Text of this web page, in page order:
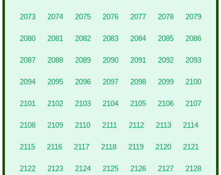
2073 2074 2075 2076 2077 2078 2079
2080 2081 2082 2083 2084 2085 2086
2087 2088 2089 2090 2091 2092 2093
2094 2095 2096 2097 2098 2099 2100
2101 2102 2103 2104 2105 2106 2107
2108 2109 2110 2111 2112 2113 2114
2115 2116 2117 2118 2119 2120 2121
2122 2123 2124 2125 2126 2127 2128